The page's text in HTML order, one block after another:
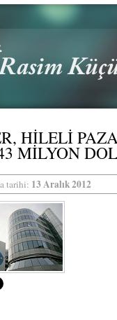
HİLELİ
MİLYON
tarihi: 13 Aralık 2012